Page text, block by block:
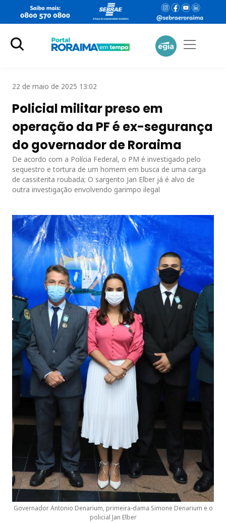
22 de maio de 2025 13:02
Policial militar preso em
operação da PF é ex-segurança
do governador de Roraima
De acordo com a Polícia Federal, o PM é investigado pelo
sequestro e tortura de um homem em busca de uma carga
de cassiterita roubada; O sargento Jan Elber já é alvo de
outra investigação envolvendo garimpo ilegal
Governador Antonio Denarium, primeira-dama Simone Denarium e o
policial Jan Elber